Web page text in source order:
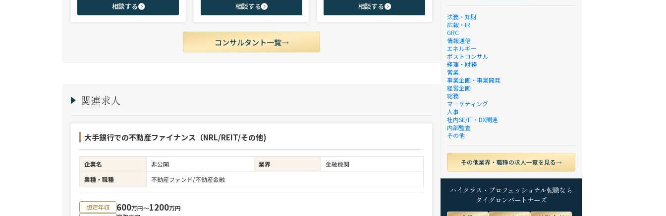
ックまで、幅広いポジションで100名以上の
ご支援実績を誇る。また、首都圏に加え、関
相談する
験のハイポテンシャル層やさらなるキャリア
ップを狙うミドル～ハイクラス層をご支援。
相談する
豊富な転職支援実績。日系/外資系、経験者/
未経験者を問わず幅広いポジションでご支援
相談する
コンサルタント一覧
関連求人
大手銀行での不動産ファイナンス（NRL/REIT/その他)
企業名 非公開 業界
金融機関
業種・職種
不動産ファンド/不動産金融
想定年収 600万円〜1200万円
法務・知財
広報・IR
GRC
情報通信
エネルギー
ポストコンサル
経理・財務
営業
事業企画・事業開発
経営企画
総務
マーケティング
人事
社内SE/IT・DX関連
内部監査
その他
その他業界・職種の求人一覧を見る
ハイクラス・プロフェッショナル転職なら
タイグロンパートナーズ